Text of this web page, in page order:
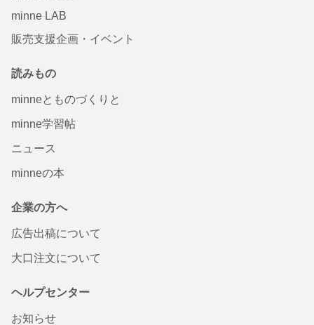
minne LAB
販売支援企画・イベント
読みもの
minneとものづくりと
minne学習帖
ニュース
minneの本
企業の方へ
広告出稿について
大口注文について
ヘルプセンター
お知らせ